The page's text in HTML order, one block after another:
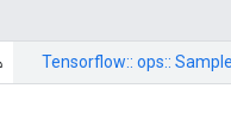
Tensorflow:: ops::